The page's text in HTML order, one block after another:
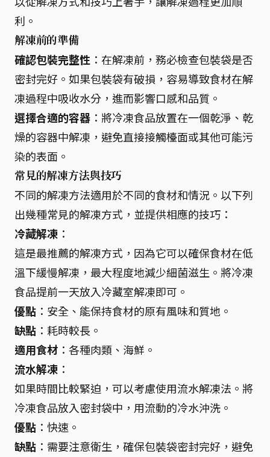
利。
解凍前的準備
確認包裝完整性 ：在解凍前，務必檢查包裝袋是否
密封完好。如果包裝袋有破損，容易導致食材在解
凍過程中吸收水分，進而影響口感和品質。
選擇合適的容器 ：將冷凍食品放置在一個乾淨、乾
燥的容器中解凍，避免直接接觸檯面或其他可能污
染的表面。
常見的解凍方法與技巧
不同的解凍方法適用於不同的食材和情況。以下列
出幾種常見的解凍方式，並提供相應的技巧：
冷藏解凍 ：
這是最推薦的解凍方式，因為它可以確保食材在低
溫下緩慢解凍，最大程度地減少細菌滋生。將冷凍
食品提前一天放入冷藏室解凍即可。
優點 ：安全、能保持食材的原有風味和質地。
缺點 ：耗時較長。
適用食材 ：各種肉類、海鮮。
流水解凍 ：
如果時間比較緊迫，可以考慮使用流水解凍法。將
冷凍食品放入密封袋中，用流動的冷水沖洗。
優點 ：快速。
缺點 ：需要注意衛生，確保包裝袋密封完好，避免